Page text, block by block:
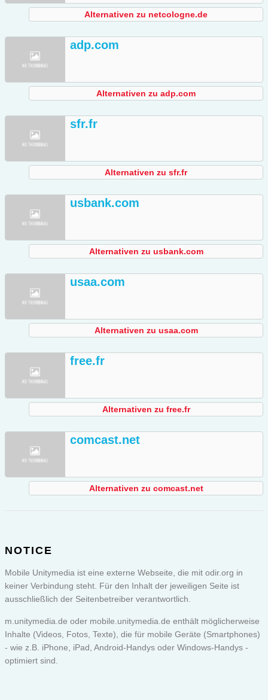
Alternativen zu netcologne.de
adp.com
Alternativen zu adp.com
sfr.fr
Alternativen zu sfr.fr
usbank.com
Alternativen zu usbank.com
usaa.com
Alternativen zu usaa.com
free.fr
Alternativen zu free.fr
comcast.net
Alternativen zu comcast.net
NOTICE
Mobile Unitymedia ist eine externe Webseite, die mit odir.org in
keiner Verbindung steht. Für den Inhalt der jeweiligen Seite ist
ausschließlich der Seitenbetreiber verantwortlich.
m.unitymedia.de oder mobile.unitymedia.de enthält möglicherweise
Inhalte (Videos, Fotos, Texte), die für mobile Geräte (Smartphones)
- wie z.B. iPhone, iPad, Android-Handys oder Windows-Handys -
optimiert sind.